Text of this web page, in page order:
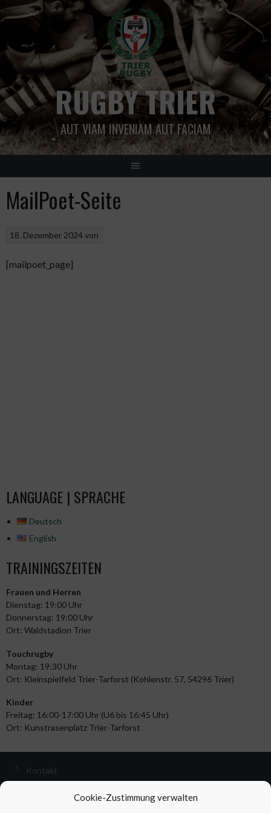
Cookie-Zustimmung verwalten
Springe
zum
RUGBY TRIER
AUT VIAM INVENIAM AUT FACIAM
MailPoet-Seite
18. Dezember 2024von
[mailpoet_page]
LANGUAGE | SPRACHE
Deutsch
English
TRAININGSZEITEN
Frauen und Herren
Dienstag: 19:00 Uhr
Donnerstag: 19:00 Uhr
Ort: Waldstadion Trier
Touchrugby
Montag: 19:30 Uhr
Ort: Kleinspielfeld Trier-Tarforst (Kohlenstr. 57, 54296 Trier)
Kinder
Freitag: 16:00-17:00 Uhr (U6 bis 16:45 Uhr)
Ort: Kunstrasenplatz Trier-Tarforst
Kontakt